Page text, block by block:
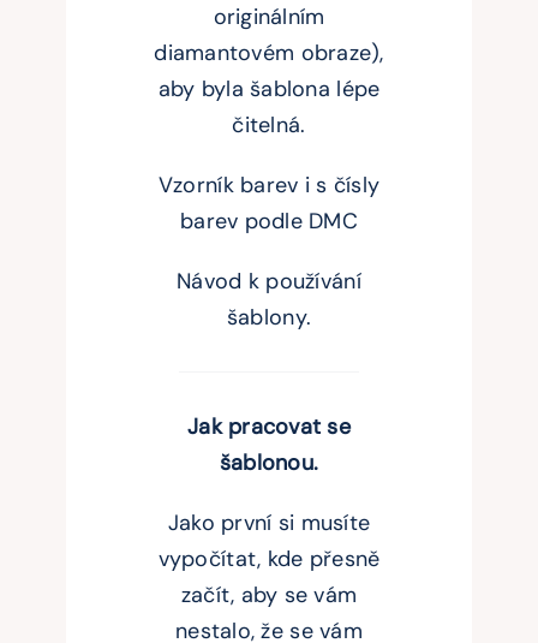
originálním
diamantovém obraze),
aby byla šablona lépe
čitelná.
Vzorník barev i s čísly
barev podle DMC
Návod k používání
šablony.
Jak pracovat se
šablonou.
Jako první si musíte
vypočítat, kde přesně
začít, aby se vám
nestalo, že se vám